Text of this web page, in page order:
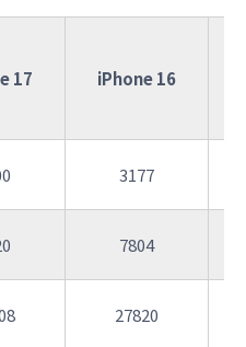
17 iPhone 16
3177
7804
27820